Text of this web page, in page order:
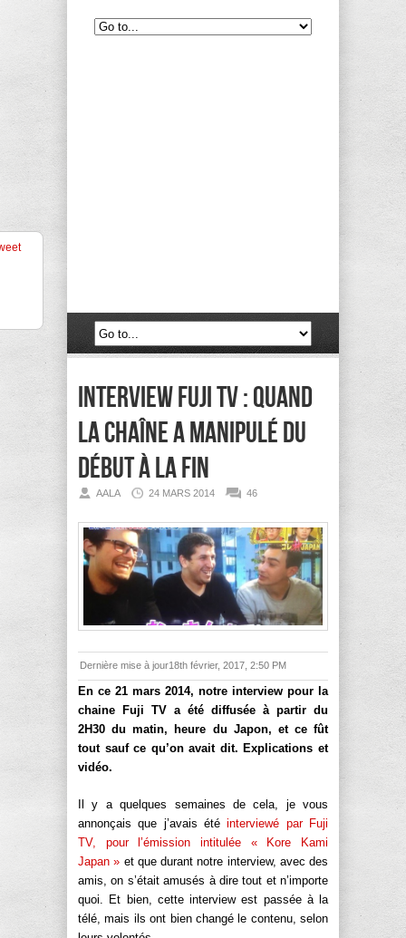
Interview Fuji TV : quand
la chaîne a manipulé du
début à la fin
AALA 24 MARS 2014 46
Dernière mise à jour18th février, 2017, 2:50 PM
En ce 21 mars 2014, notre interview pour la
chaine Fuji TV a été diffusée à partir du
2H30 du matin, heure du Japon, et ce fût
tout sauf ce qu’on avait dit. Explications et
vidéo.
Il y a quelques semaines de cela, je vous
annonçais que j’avais étéinterviewé par Fuji
TV, pour l’émission intitulée « Kore Kami
Japan » et que durant notre interview, avec des
amis, on s’était amusés à dire tout et n’importe
quoi. Et bien, cette interview est passée à la
télé, mais ils ont bien changé le contenu, selon